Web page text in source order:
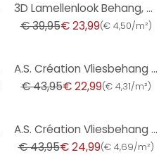
3D Lamellenlook Behang, Houtlook Vliesbehang van A.S. Creation, Beige, Zwart, Bruin
€ 39,95€ 23,99(€ 4,50/m²)
A.S. Création Vliesbehang The BOS - Battle of Style Jungle Look Zwart, Oranje, Turquoise
€ 43,95€ 22,99(€ 4,31/m²)
A.S. Création Vliesbehang The BOS - Battle of Style Baksteen Look Rood, Oranje
€ 43,95€ 24,99(€ 4,69/m²)